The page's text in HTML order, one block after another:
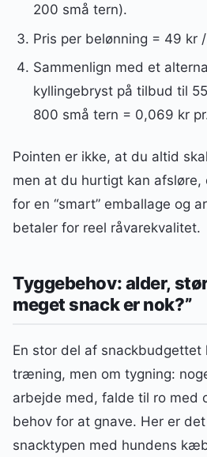
200 små tern).
Pris per belønning = 49 kr
Sammenlign med et
kyllingebryst på tilbud til
800 små tern = 0,069 kr
Pointen er ikke, at du altid
men at du hurtigt kan
for en “smart” emballage og
betaler for reel råvarekvalitet.
Tyggebehov: alder,
meget snack er nok?”
En stor del af snackbudgettet
træning, men om tygning:
arbejde med, falde til ro med
behov for at gnave. Her er
snacktypen med hundens